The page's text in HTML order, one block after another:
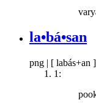
la•bá•san
png | [ labás+an ]
1: